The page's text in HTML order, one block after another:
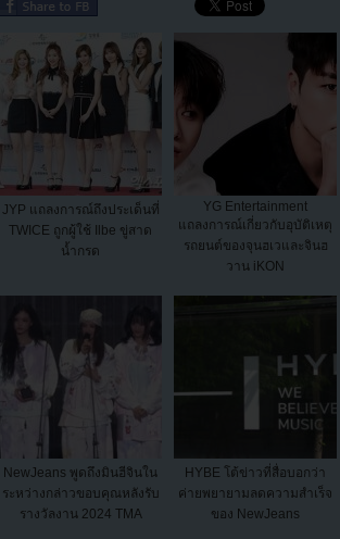
JYP แถลงการณ์ถึงประเด็นที่
TWICE ถูกผู้ใช้ Ilbe ขู่สาด
น้ำกรด
YG Entertainment
แถลงการณ์เกี่ยวกับอุบัติเหตุ
รถยนต์ของจุนฮเวและจินฮ
วาน iKON
NewJeans พูดถึงมินฮีจินใน
ระหว่างกล่าวขอบคุณหลังรับ
รางวัลงาน 2024 TMA
HYBE โต้ข่าวที่สื่อบอกว่า
ค่ายพยายามลดความสำเร็จ
ของ NewJeans